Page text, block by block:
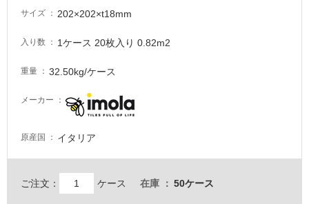
サイズ 202×202×t18mm
入り数 1ケース 20枚入り 0.82m2
重量 32.50kg/ケース
メーカー
原産国 イタリア
ご注文： ケース 在庫 50ケース
て
る
注
が
必
て
い